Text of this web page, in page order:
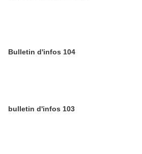
Bulletin d'infos 104
bulletin d'infos 103